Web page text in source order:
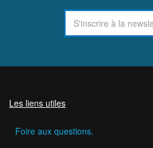
Les liens utiles
Foire aux questions.